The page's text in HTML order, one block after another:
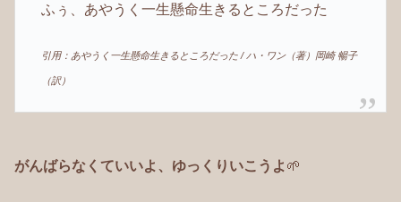
ふぅ、あやうく一生懸命生きるところだった
引用：あやうく一生懸命生きるところだった / ハ・ワン（著）岡崎 暢子
（訳）
がんばらなくていいよ、ゆっくりいこうよ 🌱